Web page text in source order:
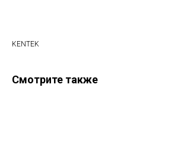
KENTEK
Смотрите также